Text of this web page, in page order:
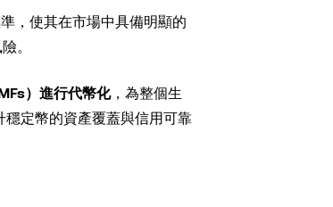
，使其在市場中具備明顯的
。
）進行代幣化，為整個生
定幣的資產覆蓋與信用可靠